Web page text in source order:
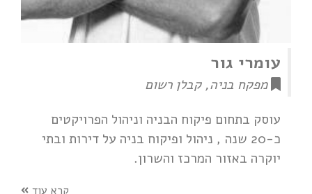
עומרי גור
מפקח בניה, קבלן רשום
עוסק בתחום פיקוח הבניה וניהול הפרויקטים
כ-20 שנה , ניהול ופיקוח בניה על דירות ובתי
יוקרה באזור המרכז והשרון.
קרא עוד